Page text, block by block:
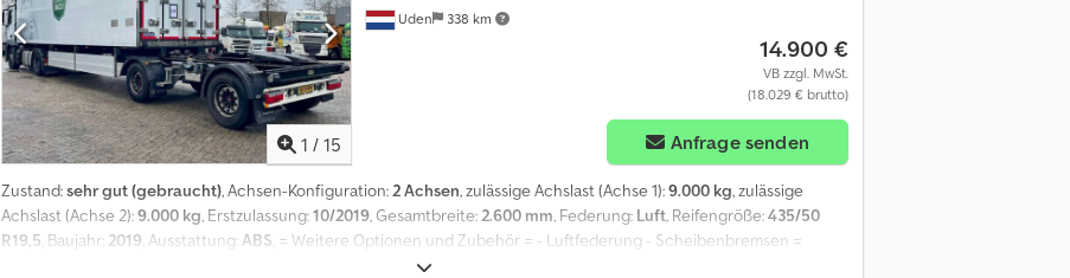
1 / 15
Uden 338 km
14.900 €
VB zzgl. MwSt.
(18.029 € brutto)
Anfrage senden
Zustand:sehr gut (gebraucht), Achsen-Konfiguration:2 Achsen, zulässige Achslast (Achse 1):9.000 kg, zulässige
Achslast (Achse 2):9.000 kg, Erstzulassung:10/2019, Gesamtbreite:2.600 mm, Federung: Luft, Reifengröße:435/50
R19,5, Baujahr: 2019, Ausstattung: ABS, = Weitere Optionen und Zubehör = - Luftfederung - Scheibenbremsen =
Anmerkungen = TRANSPORT NACH ANTWERP 590 EURO Dodpozrmyxsfx Algeck Kühlgerät Marke: Frigoblock =